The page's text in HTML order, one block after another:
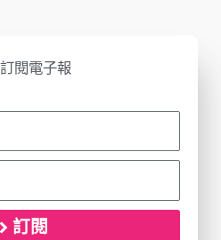
閱電子報
訂閱